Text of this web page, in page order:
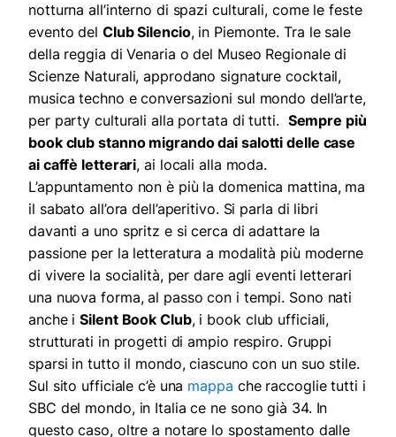
notturna all’interno di spazi culturali, come le feste
evento del Club Silencio, in Piemonte. Tra le sale
della reggia di Venaria o del Museo Regionale di
Scienze Naturali, approdano signature cocktail,
musica techno e conversazioni sul mondo dell’arte,
per party culturali alla portata di tutti. Sempre più
book club stanno migrando dai salotti delle case
ai caffè letterari, ai locali alla moda.
L’appuntamento non è più la domenica mattina, ma
il sabato all’ora dell’aperitivo. Si parla di libri
davanti a uno spritz e si cerca di adattare la
passione per la letteratura a modalità più moderne
di vivere la socialità, per dare agli eventi letterari
una nuova forma, al passo con i tempi. Sono nati
anche iSilent Book Club, i book club ufficiali,
strutturati in progetti di ampio respiro. Gruppi
sparsi in tutto il mondo, ciascuno con un suo stile.
Sul sito ufficiale c’è una mappa che raccoglie tutti i
SBC del mondo, in Italia ce ne sono già 34. In
questo caso, oltre a notare lo spostamento dalle